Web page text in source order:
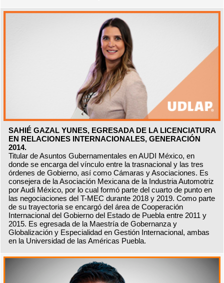
SAHIÉ GAZAL YUNES, EGRESADA DE LA LICENCIATURA
EN RELACIONES INTERNACIONALES, GENERACIÓN
2014.
Titular de Asuntos Gubernamentales en AUDI México, en
donde se encarga del vínculo entre la trasnacional y las tres
órdenes de Gobierno, así como Cámaras y Asociaciones. Es
consejera de la Asociación Mexicana de la Industria Automotriz
por Audi México, por lo cual formó parte del cuarto de punto en
las negociaciones del T-MEC durante 2018 y 2019. Como parte
de su trayectoria se encargó del área de Cooperación
Internacional del Gobierno del Estado de Puebla entre 2011 y
2015. Es egresada de la Maestría de Gobernanza y
Globalización y Especialidad en Gestión Internacional, ambas
en la Universidad de las Américas Puebla.